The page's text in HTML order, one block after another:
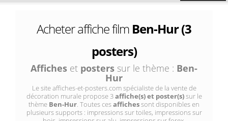
Acheter affiche film Ben-Hur (3
posters)
Affiches et posters sur le thème : Ben-
Hur
Le site affiches-et-posters.com spécialiste de la vente de
décoration murale propose 3affiche(s) et poster(s)sur le
thème Ben-Hur. Toutes cesaffichessont disponibles en
plusieurs supports : impressions sur toiles, impressions sur